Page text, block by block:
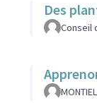
Des
Conseil
MONTIEL